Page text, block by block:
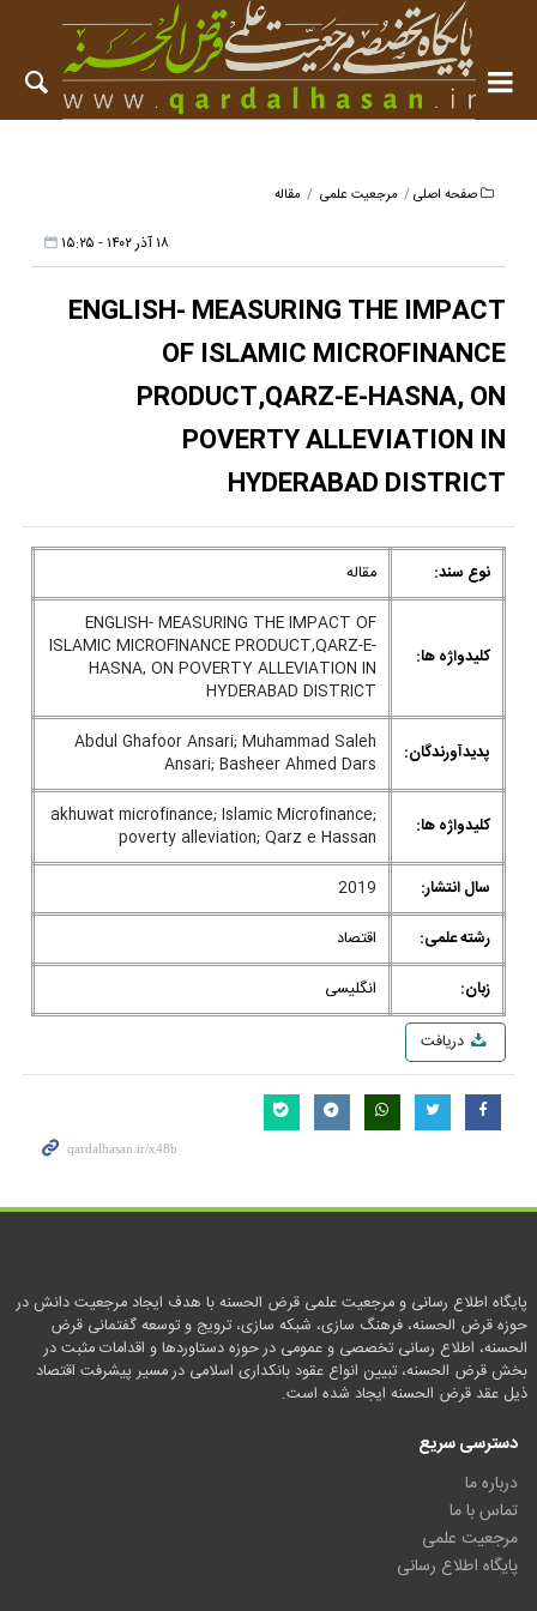
صفحه اصلی مرجعیت علمی مقاله
۱۸ آذر ۱۴۰۲ - ۱۵:۲۵
ENGLISH- MEASURING THE IMPACT
OF ISLAMIC MICROFINANCE
PRODUCT,QARZ-E-HASNA, ON
POVERTY ALLEVIATION IN
HYDERABAD DISTRICT
نوع سند: مقاله
کلیدواژه ها:
ENGLISH- MEASURING THE IMPACT OF
ISLAMIC MICROFINANCE PRODUCT,QARZ-E-
HASNA, ON POVERTY ALLEVIATION IN
HYDERABAD DISTRICT
پدیدآورندگان:
Abdul Ghafoor Ansari; Muhammad Saleh
Ansari; Basheer Ahmed Dars
کلیدواژه ها:
akhuwat microfinance; Islamic Microfinance;
poverty alleviation; Qarz e Hassan
سال انتشار:
2019
رشته علمی:
اقتصاد
زبان:
انگلیسی
دریافت
پایگاه اطلاع رسانی و مرجعیت علمی قرض الحسنه با هدف ایجاد مرجعیت دانش در
حوزه قرض الحسنه، فرهنگ سازی، شبکه سازی، ترویج و توسعه گفتمانی قرض
الحسنه، اطلاع رسانی تخصصی و عمومی در حوزه دستاوردها و اقدامات مثبت در
بخش قرض الحسنه، تبیین انواع عقود بانکداری اسلامی در مسیر پیشرفت اقتصاد
ذیل عقد قرض الحسنه ایجاد شده است.
دسترسی سریع
درباره ما
تماس با ما
مرجعیت علمی
پایگاه اطلاع رسانی